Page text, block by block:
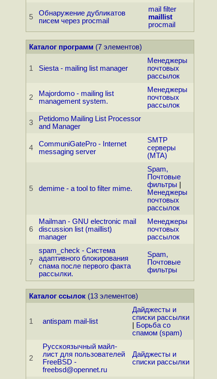
5
Обнаружение дубликатов
писем через procmail
mail filter
maillist
procmail
Каталог программ (7 элементов)
1 Siesta - mailing list manager
Менеджеры
почтовых
рассылок
2
Majordomo - mailing list
management system.
Менеджеры
почтовых
рассылок
3
Petidomo Mailing List Processor
and Manager
4
CommuniGatePro - Internet
messaging server
SMTP
серверы
(MTA)
5 demime - a tool to filter mime.
Spam,
Почтовые
фильтры
Менеджеры
почтовых
рассылок
6
Mailman - GNU electronic mail
discussion list (maillist)
manager
Менеджеры
почтовых
рассылок
7
spam_check - Система
адаптивного блокирования
спама после первого факта
рассылки.
Spam,
Почтовые
фильтры
Каталог ссылок(13 элементов)
1 antispam mail-list
Дайджесты и
списки рассылки
Борьба со
спамом (spam)
2
Русскоязычный майл-
лист для пользователей
FreeBSD -
freebsd@opennet.ru
Дайджесты и
списки рассылки